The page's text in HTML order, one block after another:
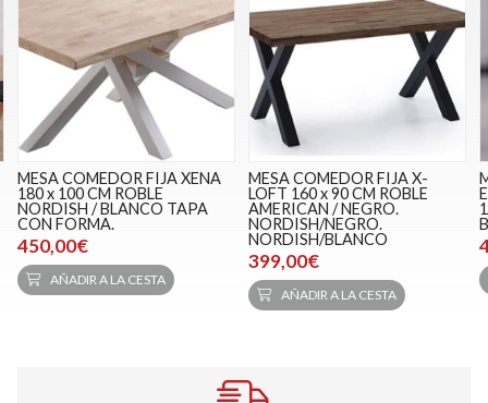
MESA COMEDOR FIJA XENA
180 x 100 CM ROBLE
NORDISH / BLANCO TAPA
CON FORMA.
450,00€
AÑADIR A LA CESTA
MESA COMEDOR FIJA X-
LOFT 160 x 90 CM ROBLE
AMERICAN / NEGRO.
NORDISH/NEGRO.
NORDISH/BLANCO
399,00€
AÑADIR A LA CESTA